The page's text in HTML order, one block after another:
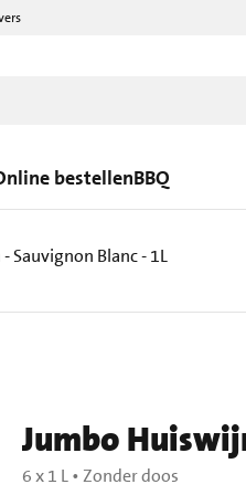
bestellenBBQ
Sauvignon Blanc - 1L
Jumbo
6 x 1 L • Zonder doos